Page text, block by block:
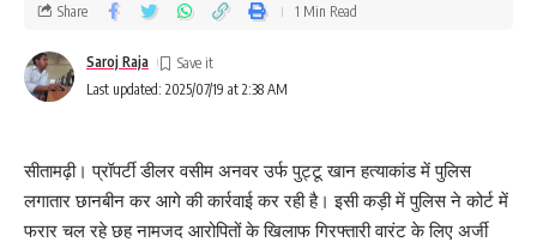
Last updated: 2025/07/19 at 2:38 AM
Saroj Raja
Share 1 Min Read
सीतामढ़ी। प्रॉपर्टी डीलर वसीम अनवर उर्फ पुट्टू खान हत्याकांड में पुलिस
लगातार छानबीन कर आगे की कार्रवाई कर रही है। इसी कड़ी में पुलिस ने कोर्ट में
फरार चल रहे छह नामजद आरोपितों के खिलाफ गिरफ्तारी वारंट के लिए अर्जी